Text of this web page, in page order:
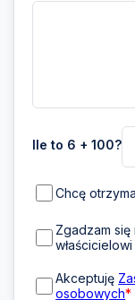
Ile to 6 + 100?
Chcę
Zgadzam
Akceptuję
osobowych*